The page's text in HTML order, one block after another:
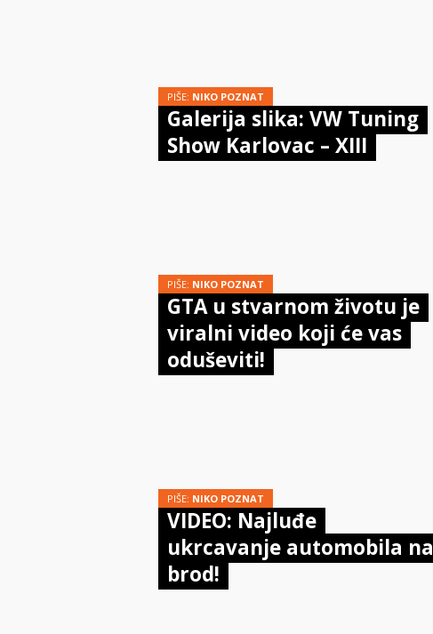
PIŠE: NIKO POZNAT
Galerija slika: VW Tuning
Show Karlovac – XIII
PIŠE: NIKO POZNAT
GTA u stvarnom životu je
viralni video koji će vas
oduševiti!
PIŠE: NIKO POZNAT
VIDEO: Najluđe
ukrcavanje automobila na
brod!